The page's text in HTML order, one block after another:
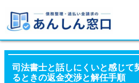
司法書士と話しにくいと感じて
るときの返金交渉と解任手順